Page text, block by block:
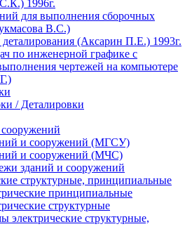
1996г.
для выполнения сборочных
В.С.)
(Аксарин П.Е.) 1993г.
по инженерной графике с
чертежей на компьютере
/ Деталировки
и сооружений (МГСУ)
и сооружений (МЧС)
зданий и сооружений
структурные, принципиальные
принципиальные
структурные
электрические структурные,